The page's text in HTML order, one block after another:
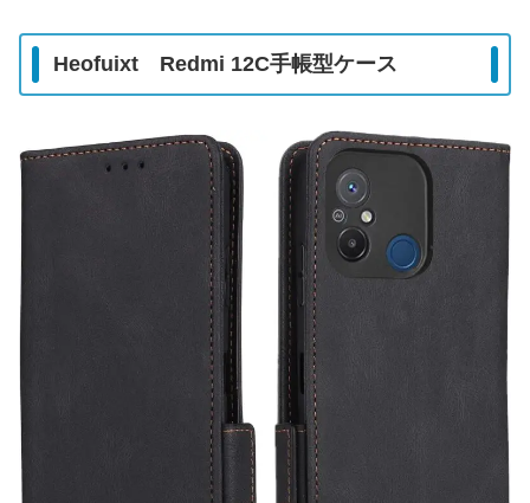
Heofuixt Redmi 12C手帳型ケース